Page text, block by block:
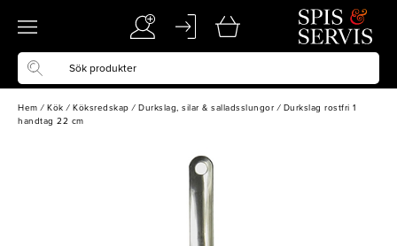
Hem / Kök / Köksredskap / Durkslag, silar & salladsslungor / Durkslag rostfri 1
handtag 22 cm